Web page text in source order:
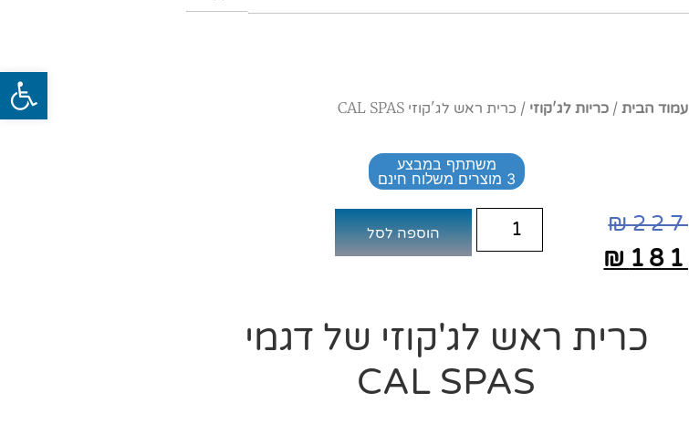
פתח
עמוד הבית / כריות לג'קוזי / כרית ראש לג'קוזי CAL SPAS
משתתף במבצע
3 מוצרים משלוח חינם
₪227
₪ 181
הוספה לסל
כרית ראש לג'קוזי של דגמי
CAL SPAS